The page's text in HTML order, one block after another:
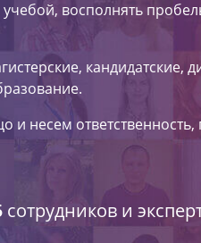
восполнять
кандидатские,
несем
сотрудников и